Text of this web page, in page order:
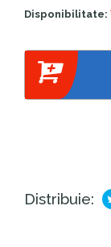
Disponibilitate:
Distribuie: